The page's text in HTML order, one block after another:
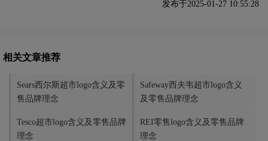
发布于2025-01-27 10:55:28
相关文章推荐
Sears西尔斯超市logo含义及零
售品牌理念
Safeway西夫韦超市logo含义
及零售品牌理念
Tesco超市logo含义及零售品牌
理念
REI零售logo含义及零售品牌
理念